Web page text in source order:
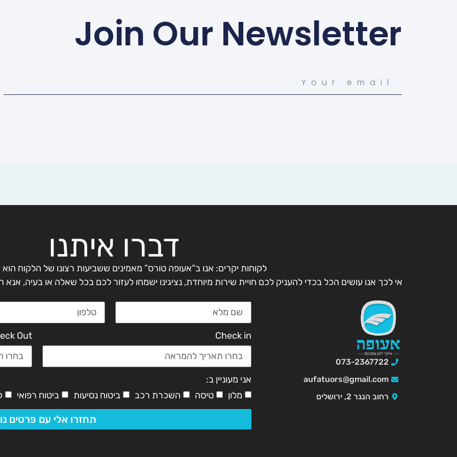
Join Our Newsletter
דברו איתנו
לקוחות יקרים: אנו ב”אעופה טורס” מאמינים ששביעות רצונו של הלקוח
אי לכך אנו עושים הכל בכדי להעניק לכם חויית שירות מיוחדת, נציגינו ישמחו לעזור לכם בכל שאלה או בעיה,
073-2367722
aufatuors@gmail.com
רחוב הנגר 2, ירושלים
Check in
Out
אני מעוניין ב:
מלון
טיסה השכרת רכב ביטוח נסיעות ביטוח רפואי
תחזרו אלי עם פרטים